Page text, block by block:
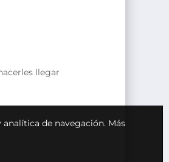
llegar
de navegación. Más